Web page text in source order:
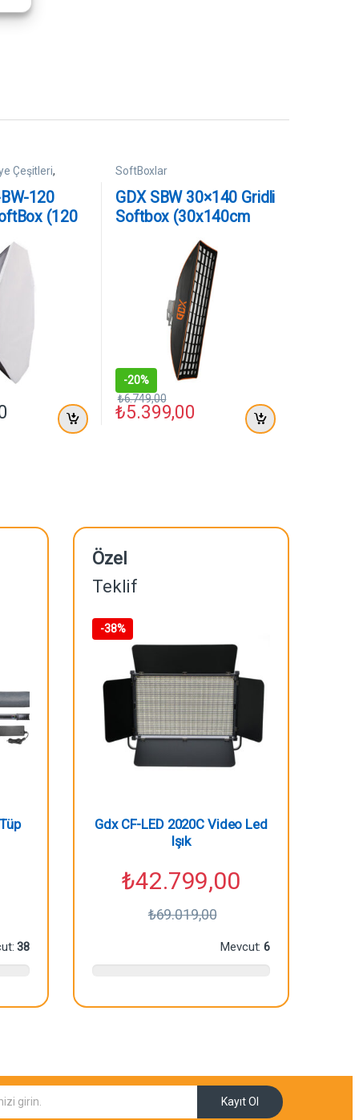
Çeşitleri,
120
(120
SoftBoxlar
GDX SBW 30×140 Gridli
Softbox (30x140cm
-20%
₺5.399,00
₺6.749,00
38
Özel
Teklif
-38%
Gdx CF-LED 2020C Video Led
Işık
₺42.799,00
₺69.019,00
Mevcut:6
Kayıt Ol